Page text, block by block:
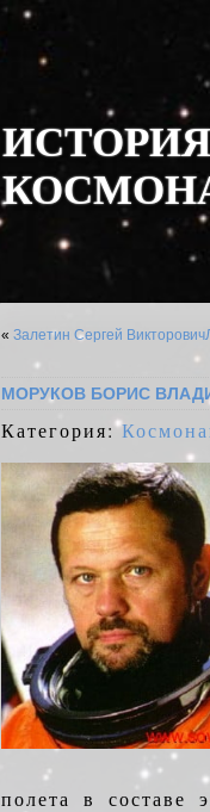
ИСТОРИЯ
КОСМОН
« Залетин Сергей Викторович
МОРУКОВ БОРИС
Категория:
полета в